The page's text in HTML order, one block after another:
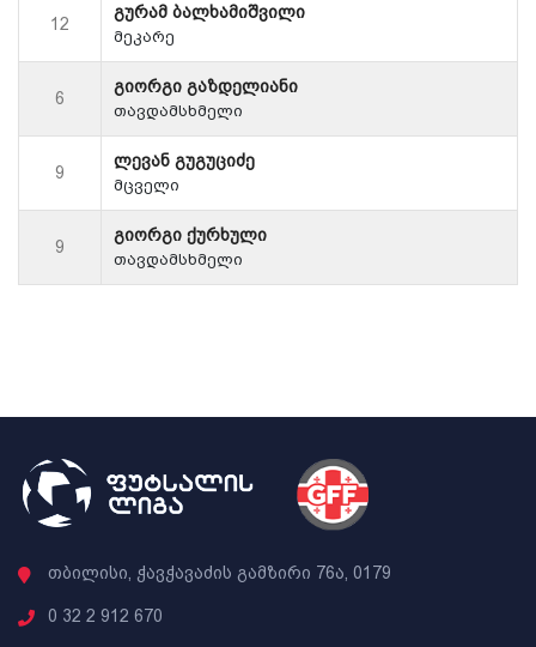
12
გურამ ბალხამიშვილი
მეკარე
6
გიორგი გაზდელიანი
თავდამსხმელი
9
ლევან გუგუციძე
მცველი
9
გიორგი ქურხული
თავდამსხმელი
თბილისი, ჭავჭავაძის გამზირი 76ა, 0179
0 32 2 912 670